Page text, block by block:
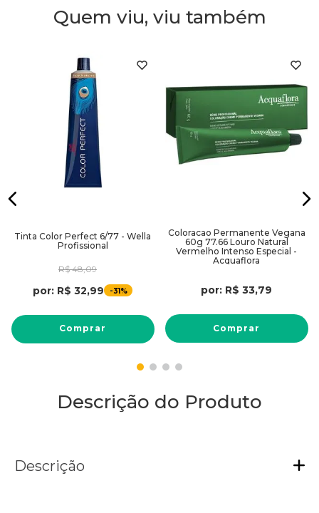
- Em caso de irritação ou ferida pré-existente no couro
- Excelente cobertura de fios brancos
- Alta durabilidade
- Promove maciez
- Proteínas da pérola e silício orgânico
- Protege a queratina nos cabelos
Embalagem:01 unidade.
Quem viu, viu também
Tinta Color Perfect 6/77 - Wella
Profissional
R$ 48,09
por: R$ 32,99 -31%
Comprar
Coloracao Permanente Vegana
60g 77.66 Louro Natural
Vermelho Intenso Especial -
Acquaflora
por: R$ 33,79
Comprar
Descrição do Produto
Descrição